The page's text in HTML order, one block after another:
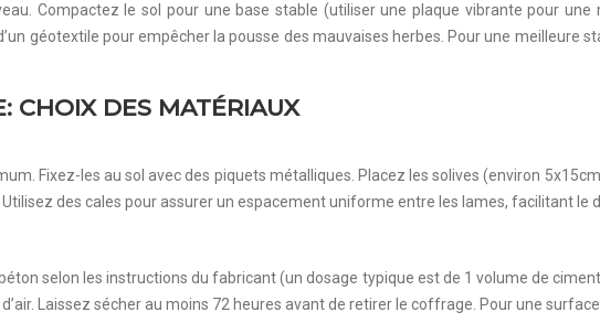
Compactez le sol pour une base stable (utiliser une plaque vibrante pour
géotextile pour empêcher la pousse des mauvaises herbes. Pour une meilleure
CHOIX DES MATÉRIAUX
Fixez-les au sol avec des piquets métalliques. Placez les solives (environ
des cales pour assurer un espacement uniforme entre les lames, facilitant le
selon les instructions du fabricant (un dosage typique est de 1 volume de
Laissez sécher au moins 72 heures avant de retirer le coffrage. Pour une surface